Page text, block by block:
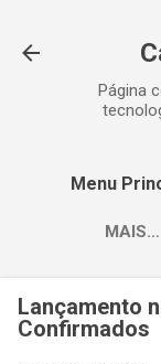
Página
Menu
MAIS…
Lançamento
Confirmados